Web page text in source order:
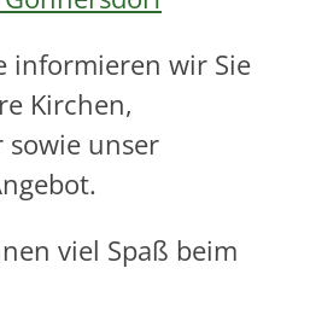
informieren wir Sie
Kirchen,
unser
viel Spaß beim